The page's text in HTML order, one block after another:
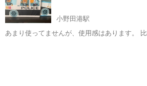
小野田港駅
あまり使ってませんが、使用感はあります。